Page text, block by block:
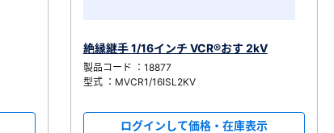
絶縁継手 1/16インチ VCR®おす 2kV
製品コード ：18877
型式 ：MVCR1/16ISL2KV
ログインして価格・在庫表示